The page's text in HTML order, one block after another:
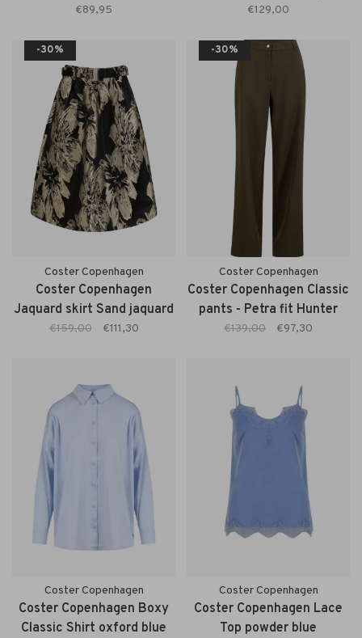
€89,95 €129,00
-30%
Coster Copenhagen
Coster Copenhagen
Jaquard skirt Sand jaquard
€159,00 €111,30
-30%
Coster Copenhagen
Coster Copenhagen Classic
pants - Petra fit Hunter
Green
€139,00 €97,30
Coster Copenhagen
Coster Copenhagen Boxy
Classic Shirt oxford blue
Coster Copenhagen
Coster Copenhagen Lace
Top powder blue